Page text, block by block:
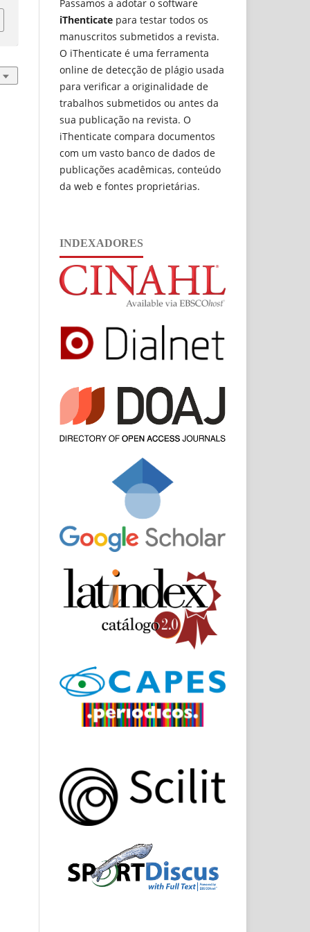
Passamos a adotar o software
iThenticate para testar todos os
manuscritos submetidos a revista.
O iThenticate é uma ferramenta
online de detecção de plágio usada
para verificar a originalidade de
trabalhos submetidos ou antes da
sua publicação na revista. O
iThenticate compara documentos
com um vasto banco de dados de
publicações acadêmicas, conteúdo
da web e fontes proprietárias.
INDEXADORES